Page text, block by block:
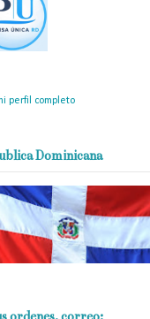
perfil completo
Dominicana